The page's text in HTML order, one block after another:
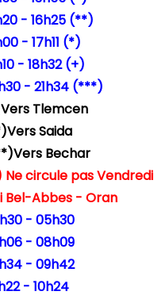
- 16h25 (**)
- 17h11 (*)
- 18h32 (+)
- 21h34 (***)
Tlemcen
Saida
Bechar
Ne circule pas Vendredi
Bel-Abbes - Oran
- 05h30
- 08h09
- 09h42
- 10h24